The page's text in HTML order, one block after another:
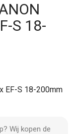
S 18-
EF-S 18-200mm
Wij kopen de